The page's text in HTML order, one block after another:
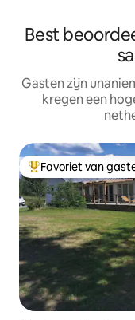
Best
Gasten zijn
kregen een
Topfavoriet van
Favoriet van